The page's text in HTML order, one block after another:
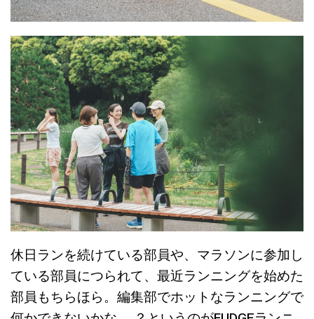
休日ランを続けている部員や、マラソンに参加し
ている部員につられて、最近ランニングを始めた
部員もちらほら。編集部でホットなランニングで